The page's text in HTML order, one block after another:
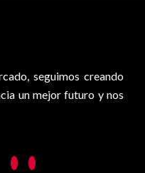
seguimos creando
un mejor futuro y nos